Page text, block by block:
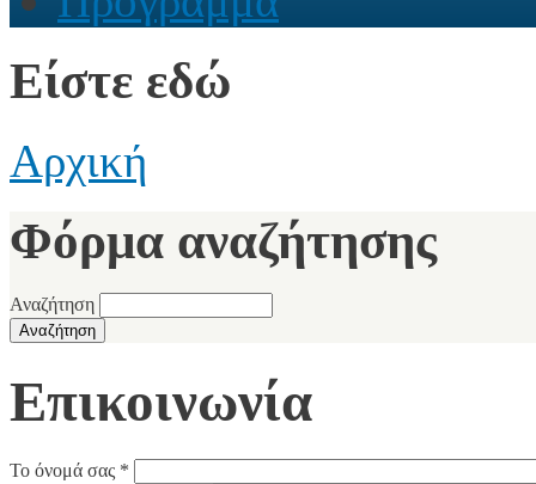
Είστε εδώ
Αρχική
Φόρμα αναζήτησης
Αναζήτηση
Επικοινωνία
Το όνομά σας *